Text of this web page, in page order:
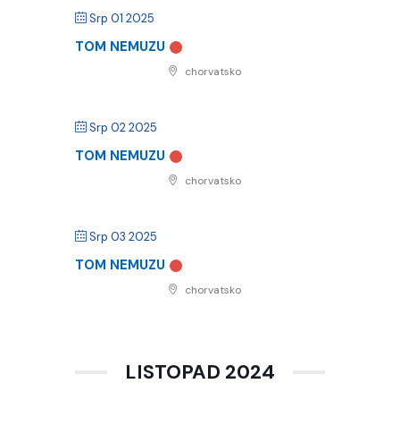
Srp 01 2025
TOM NEMUZU
chorvatsko
Srp 02 2025
TOM NEMUZU
chorvatsko
Srp 03 2025
TOM NEMUZU
chorvatsko
LISTOPAD 2024